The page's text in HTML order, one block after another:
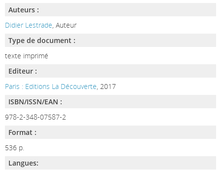
Auteurs :
Didier Lestrade, Auteur
Type de document :
texte imprimé
Editeur :
Paris : Editions La Découverte, 2017
ISBN/ISSN/EAN :
978-2-348-07587-2
Format :
536 p.
Langues: